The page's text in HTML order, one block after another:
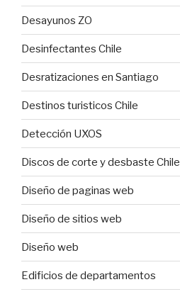
Desayunos ZO
Desinfectantes Chile
Desratizaciones en Santiago
Destinos turisticos Chile
Detección UXOS
Discos de corte y desbaste Chile
Diseño de paginas web
Diseño de sitios web
Diseño web
Edificios de departamentos